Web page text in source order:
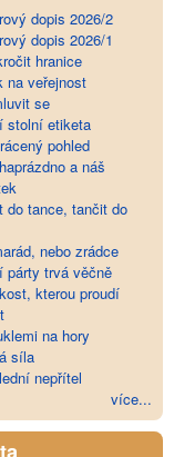
dopis 2026/2
dopis 2026/1
hranice
na veřejnost
se
stolní etiketa
pohled
a náš
do tance, tančit do
nebo zrádce
párty trvá věčně
kterou proudí
na hory
síla
nepřítel
více...